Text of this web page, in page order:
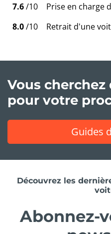
7.6/10
Prise en charge
8.0/10 Retrait d'une
Vous
pour votre
Guides
Découvrez les
Abonnez-